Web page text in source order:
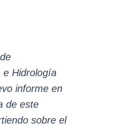
e Hidrología
informe en
de este
sobre el